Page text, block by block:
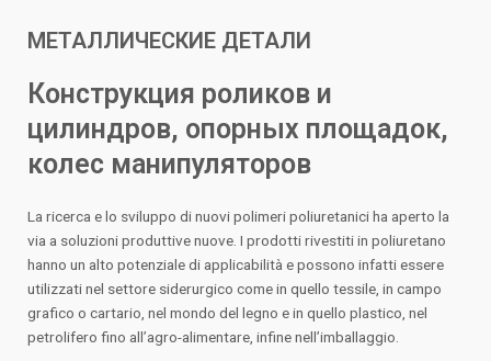
МЕТАЛЛИЧЕСКИЕ ДЕТАЛИ
Конструкция роликов и
цилиндров, опорных площадок,
колес манипуляторов
La ricerca e lo sviluppo di nuovi polimeri poliuretanici ha aperto la
via a soluzioni produttive nuove. I prodotti rivestiti in poliuretano
hanno un alto potenziale di applicabilità e possono infatti essere
utilizzati nel settore siderurgico come in quello tessile, in campo
grafico o cartario, nel mondo del legno e in quello plastico, nel
petrolifero fino all’agro-alimentare, infine nell’imballaggio.